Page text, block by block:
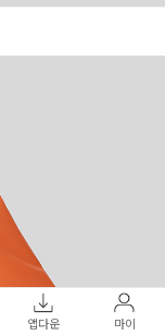
앱다운 마이